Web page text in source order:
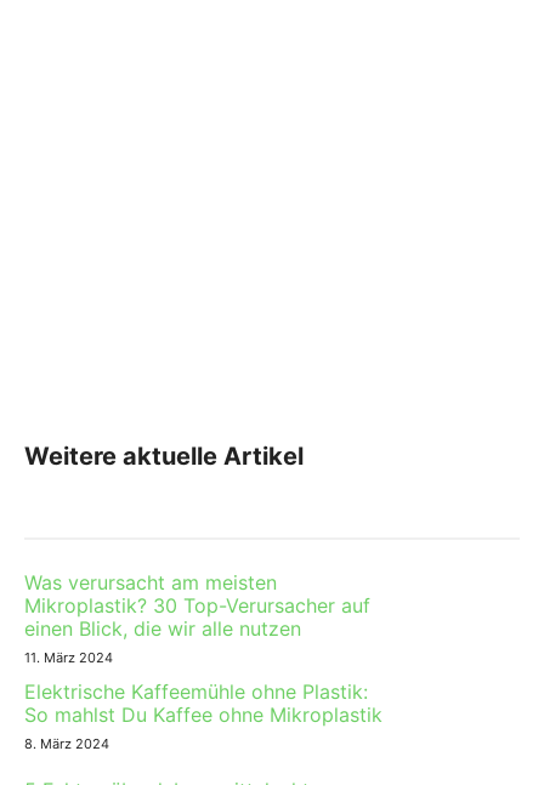
Weitere aktuelle Artikel
Was verursacht am meisten
Mikroplastik? 30 Top-Verursacher auf
einen Blick, die wir alle nutzen
11. März 2024
Elektrische Kaffeemühle ohne Plastik:
So mahlst Du Kaffee ohne Mikroplastik
8. März 2024